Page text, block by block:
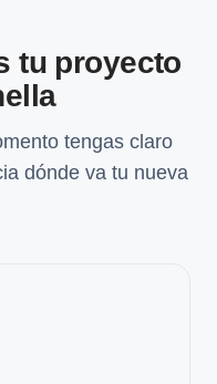
tu proyecto
tengas claro
dónde va tu nueva